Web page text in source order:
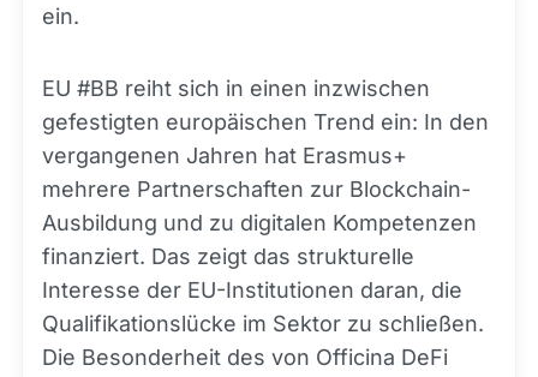
ein.
EU #BB reiht sich in einen inzwischen
gefestigten europäischen Trend ein: In den
vergangenen Jahren hat Erasmus+
mehrere Partnerschaften zur Blockchain-
Ausbildung und zu digitalen Kompetenzen
finanziert. Das zeigt das strukturelle
Interesse der EU-Institutionen daran, die
Qualifikationslücke im Sektor zu schließen.
Die Besonderheit des von Officina DeFi